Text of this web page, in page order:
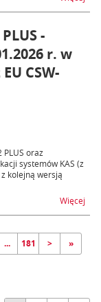
-
r. w
CSW-
oraz
systemów KAS (z
kolejną wersją
Więcej
... 181 > »